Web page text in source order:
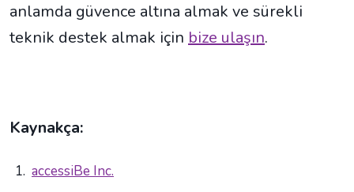
anlamda güvence altına almak ve sürekli
teknik destek almak için bize ulaşın.
Kaynakça:
accessiBe Inc.